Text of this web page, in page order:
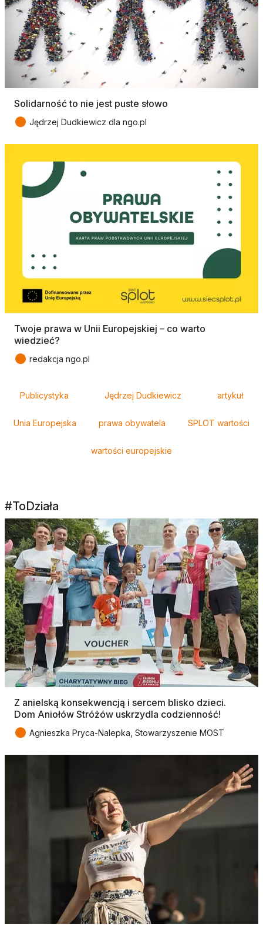
Solidarność to nie jest puste słowo
● Jędrzej Dudkiewicz dla ngo.pl
Twoje prawa w Unii Europejskiej – co warto
wiedzieć?
● redakcja ngo.pl
Publicystyka Jędrzej Dudkiewicz artykuł
Unia Europejska prawa obywatela SPLOT wartości
wartości europejskie
#ToDziała
Z anielską konsekwencją i sercem blisko dzieci.
Dom Aniołów Stróżów uskrzydla codzienność!
● Agnieszka Pryca-Nalepka, Stowarzyszenie MOST